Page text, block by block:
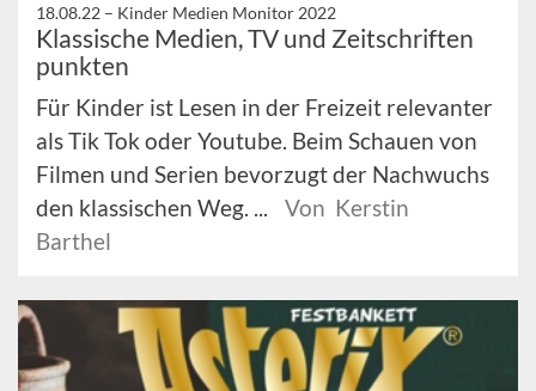
18.08.22 – Kinder Medien Monitor 2022
Klassische Medien, TV und Zeitschriften
punkten
Für Kinder ist Lesen in der Freizeit relevanter
als Tik Tok oder Youtube. Beim Schauen von
Filmen und Serien bevorzugt der Nachwuchs
den klassischen Weg. ...
Von Kerstin
Barthel